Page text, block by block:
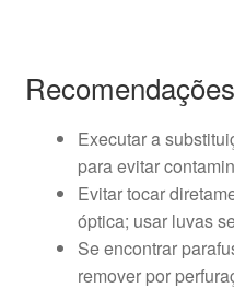
Executar a
para evitar
Evitar tocar
óptica; usar luvas
Se encontrar
remover por